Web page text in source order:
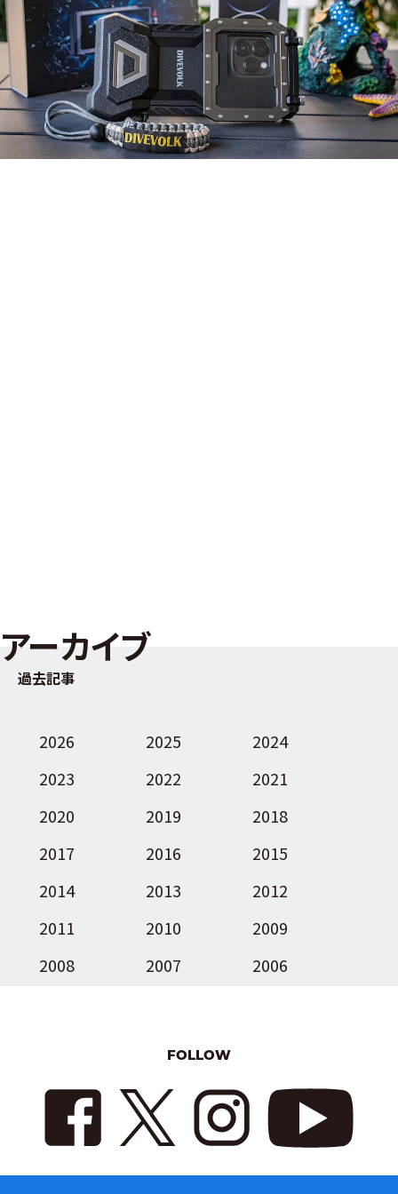
アーカイブ
過去記事
2026 2025
2024
2023
2022
2021
2020
2019
2018
2017
2016
2015
2014
2013
2012
2011
2010
2009
2008
2007 2006
FOLLOW